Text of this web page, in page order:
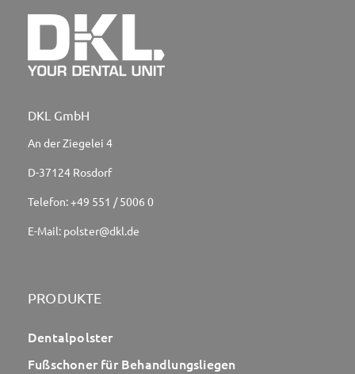
DKL GmbH
An der Ziegelei 4
D-37124 Rosdorf
Telefon:+49 551 / 5006 0
E-Mail: polster@dkl.de
PRODUKTE
Dentalpolster
Fußschoner für Behandlungsliegen